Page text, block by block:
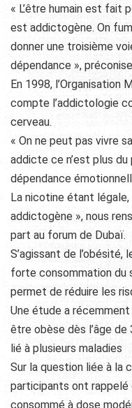
« L’être humain est fait
est addictogène. On
donner une troisième
dépendance »,
En 1998, l’Organisation
compte l’addictologie
cerveau.
« On ne peut pas vivre
addicte ce n’est plus du
dépendance
La nicotine étant
addictogène », nous
part au forum de Dubaï.
S’agissant de
forte consommation du
permet de réduire les
Une étude a
être obèse dès l’âge de
lié à plusieurs maladies
Sur la question liée à la
participants ont rappelé
consommé à dose